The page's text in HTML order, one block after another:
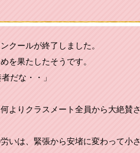
クールが終了しました。
を果たしたそうです。
だな・・」
よりクラスメート全員から大絶賛さ
いは、緊張から安堵に変わって小さ